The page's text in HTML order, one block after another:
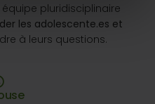
pluridisciplinaire
les adolescente.es et
à leurs questions.